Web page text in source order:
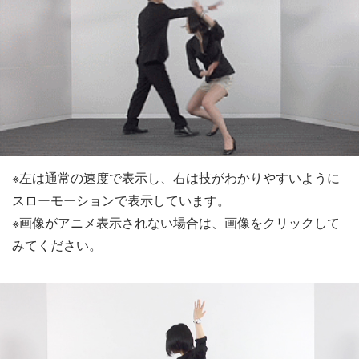
※左は通常の速度で表示し、右は技がわかりやすいように
スローモーションで表示しています。
※画像がアニメ表示されない場合は、画像をクリックして
みてください。